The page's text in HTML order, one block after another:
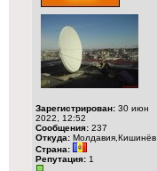
Зарегистрирован: 30 июн
2022, 12:52
Сообщения: 237
Откуда: Молдавия,Кишинёв
Страна:
Репутация: 1